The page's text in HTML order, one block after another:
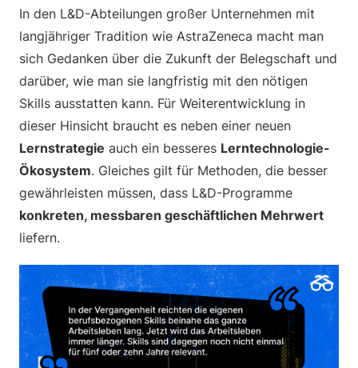
In den L&D-Abteilungen großer Unternehmen mit
langjähriger Tradition wie AstraZeneca macht man
sich Gedanken über die Zukunft der Belegschaft und
darüber, wie man sie langfristig mit den nötigen
Skills ausstatten kann. Für Weiterentwicklung in
dieser Hinsicht braucht es neben einer neuen
Lernstrategie auch ein besseres Lerntechnologie-
Ökosystem. Gleiches gilt für Methoden, die besser
gewährleisten müssen, dass L&D-Programme
konkreten, messbaren geschäftlichen Mehrwert
liefern.